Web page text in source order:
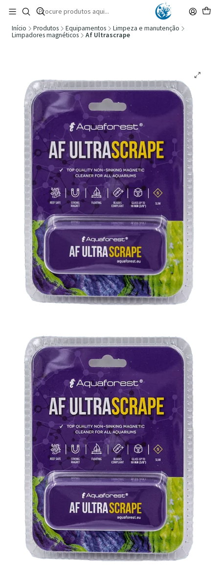
🚚 Portugal Continental: Portes Grátis desde 149,90€ (Envio extresso: 14,90€)
Ler mais
Início Produtos Equipamentos
Limpeza e manutenção
Limpadores magnéticos
Af Ultrascrape